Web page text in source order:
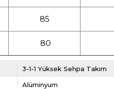
85
80
3-1-1 Yüksek Sehpa Takım
Alüminyum